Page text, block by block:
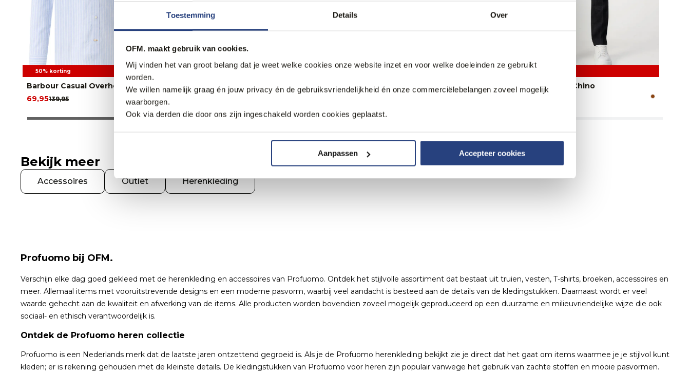
Toestemming Details Over
OFM. maakt gebruik van cookies.
Wij vinden het van groot belang dat je weet welke cookies onze website inzet en voor welke doeleinden ze gebruikt
worden.
We willen namelijk graag én jouw privacy én de gebruiksvriendelijkheid én onze commerciëlebelangen zoveel mogelijk
waarborgen.
Ook via derden die door ons zijn ingeschakeld worden cookies geplaatst.
Aanpassen Accepteer cookies
50% korting
Barbour Casual Overhemd LM
139,95
69,95
30% korting
PME Legend T-shirt
PME Legend Polo
Blue Industry Chino
Bekijk meer
Accessoires Outlet Herenkleding
Profuomo bij OFM.
Verschijn elke dag goed gekleed met de herenkleding en accessoires van Profuomo. Ontdek het stijlvolle assortiment dat bestaat uit truien, vesten, T-shirts, broeken, accessoires en
meer. Allemaal items met vooruitstrevende designs en een moderne pasvorm, waarbij veel aandacht is besteed aan de details van de kledingstukken. Daarnaast wordt er veel
waarde gehecht aan de kwaliteit en afwerking van de items. Alle producten worden bovendien zoveel mogelijk geproduceerd op een duurzame en milieuvriendelijke wijze die ook
sociaal- en ethisch verantwoordelijk is.
Ontdek de Profuomo heren collectie
Profuomo is een Nederlands merk dat de laatste jaren ontzettend gegroeid is. Als je de Profuomo herenkleding bekijkt zie je direct dat het gaat om items waarmee je je stijlvol kunt
kleden; er is rekening gehouden met de kleinste details. De kledingstukken van Profuomo voor heren zijn populair vanwege het gebruik van zachte stoffen en mooie pasvormen.